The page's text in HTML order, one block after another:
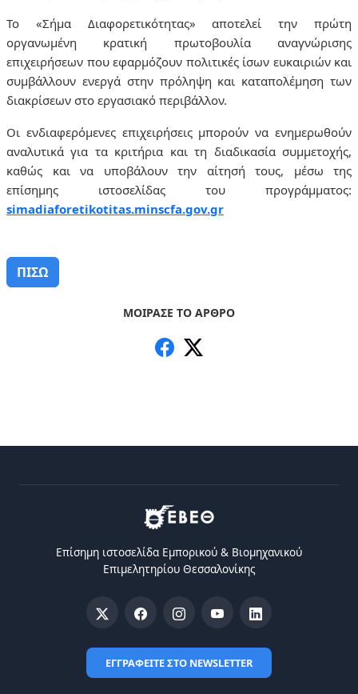
ΜΟΙΡΑΣΕ ΤΟ ΑΡΘΡΟ
Το «Σήμα Διαφορετικότητας» αποτελεί την πρώτη
οργανωμένη κρατική πρωτοβουλία αναγνώρισης
επιχειρήσεων που εφαρμόζουν πολιτικές ίσων ευκαιριών και
συμβάλλουν ενεργά στην πρόληψη και καταπολέμηση των
διακρίσεων στο εργασιακό περιβάλλον.
Οι ενδιαφερόμενες επιχειρήσεις μπορούν να ενημερωθούν
αναλυτικά για τα κριτήρια και τη διαδικασία συμμετοχής,
καθώς και να υποβάλουν την αίτησή τους, μέσω της
επίσημης ιστοσελίδας του προγράμματος:
simadiaforetikotitas.minscfa.gov.gr
ΠΙΣΩ
Επίσημη ιστοσελίδα Eμπορικού & Bιομηχανικού
Eπιμελητηρίου Θεσσαλονίκης
ΕΓΓΡΑΦΕΙΤΕ ΣΤΟ NEWSLETTER